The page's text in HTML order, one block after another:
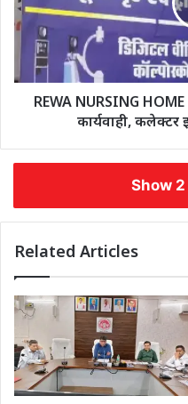
REWA NURSING
कार्यवाही,
Show
Related Articles